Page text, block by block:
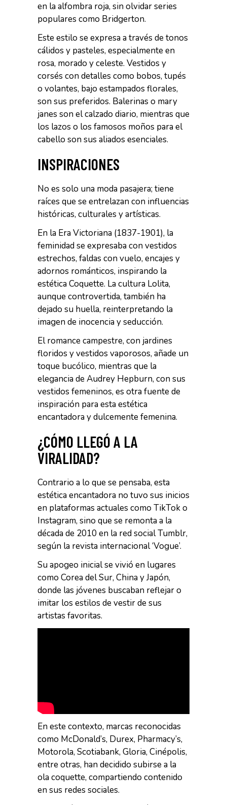
en la alfombra roja, sin olvidar series
populares como Bridgerton.
Este estilo se expresa a través de tonos
cálidos y pasteles, especialmente en
rosa, morado y celeste. Vestidos y
corsés con detalles como bobos, tupés
o volantes, bajo estampados florales,
son sus preferidos. Balerinas o mary
janes son el calzado diario, mientras que
los lazos o los famosos moños para el
cabello son sus aliados esenciales.
INSPIRACIONES
No es solo una moda pasajera; tiene
raíces que se entrelazan con influencias
históricas, culturales y artísticas.
En la Era Victoriana (1837-1901), la
feminidad se expresaba con vestidos
estrechos, faldas con vuelo, encajes y
adornos románticos, inspirando la
estética Coquette. La cultura Lolita,
aunque controvertida, también ha
dejado su huella, reinterpretando la
imagen de inocencia y seducción.
El romance campestre, con jardines
floridos y vestidos vaporosos, añade un
toque bucólico, mientras que la
elegancia de Audrey Hepburn, con sus
vestidos femeninos, es otra fuente de
inspiración para esta estética
encantadora y dulcemente femenina.
¿CÓMO LLEGÓ A LA
VIRALIDAD?
Contrario a lo que se pensaba, esta
estética encantadora no tuvo sus inicios
en plataformas actuales como TikTok o
Instagram, sino que se remonta a la
década de 2010 en la red social Tumblr,
según la revista internacional ‘Vogue’.
Su apogeo inicial se vivió en lugares
como Corea del Sur, China y Japón,
donde las jóvenes buscaban reflejar o
imitar los estilos de vestir de sus
artistas favoritas.
En este contexto, marcas reconocidas
como McDonald’s, Durex, Pharmacy’s,
Motorola, Scotiabank, Gloria, Cinépolis,
entre otras, han decidido subirse a la
ola coquette, compartiendo contenido
en sus redes sociales.